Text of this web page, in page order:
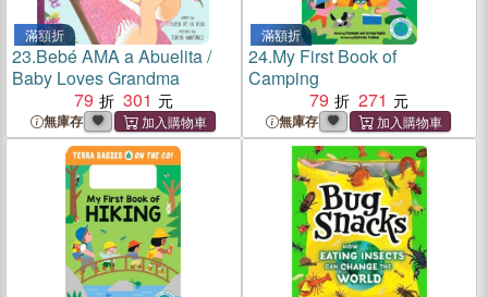
滿額折
23.Bebé AMA a Abuelita /
Baby Loves Grandma
79
301
無庫存
滿額折
24.My First Book of
Camping
79
271
無庫存